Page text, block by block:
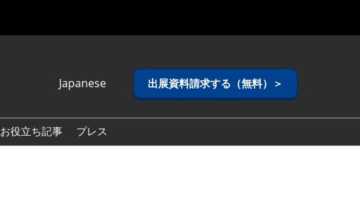
Japanese
English
Korean (Naver
出展資料請求する（無料）＞
お役立ち記事 プレス